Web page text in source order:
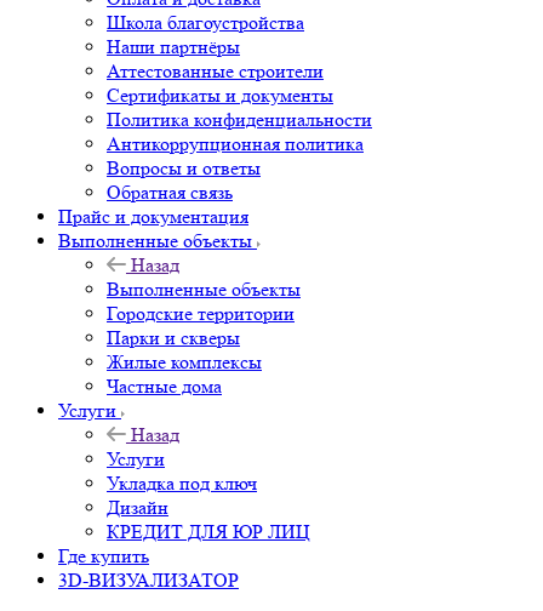
Школа благоустройства
Наши партнёры
Аттестованные строители
Сертификаты и документы
Политика конфиденциальности
Антикоррупционная политика
Вопросы и ответы
Обратная связь
Прайс и документация
Выполненные объекты
Назад
Выполненные объекты
Городские территории
Парки и скверы
Жилые комплексы
Частные дома
Услуги
Назад
Услуги
Укладка под ключ
Дизайн
КРЕДИТ ДЛЯ ЮР ЛИЦ
Где купить
3D-ВИЗУАЛИЗАТОР